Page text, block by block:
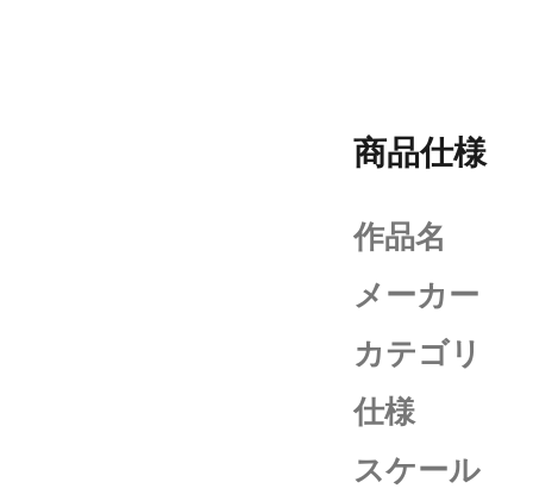
商品仕様
作品名
メーカー
カテゴリ
仕様
スケール